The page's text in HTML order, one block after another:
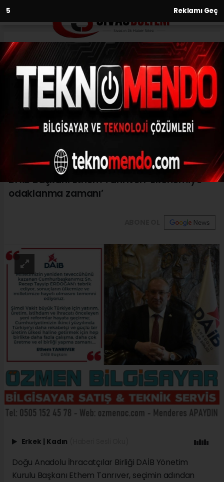
3 Reklamı Geç
Anasayfa
DAİB Başkanı Ethem Tanrıver:
‘Ekonomiye odaklanma
zamanı’
(İHA) - İhlas Haber Ajansı | 31.05.2023 - 19:01, Güncelleme: 31.05.2023
DAİB Başkanı Ethem Tanrıver: ‘Ekonomiye
odaklanma zamanı’
Erkek | Kadın
Doğu Anadolu İhracatçılar Birliği DAİB Yönetim
Kurulu Başkanı Ethem Tanrıver, seçimin adından